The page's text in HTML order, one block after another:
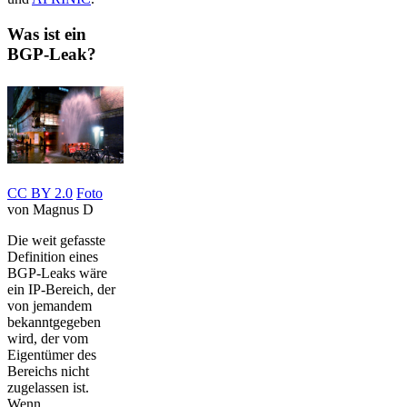
Was ist ein
BGP-Leak?
CC BY 2.0 Foto
von Magnus D
Die weit gefasste
Definition eines
BGP-Leaks wäre
ein IP-Bereich, der
von jemandem
bekanntgegeben
wird, der vom
Eigentümer des
Bereichs nicht
zugelassen ist.